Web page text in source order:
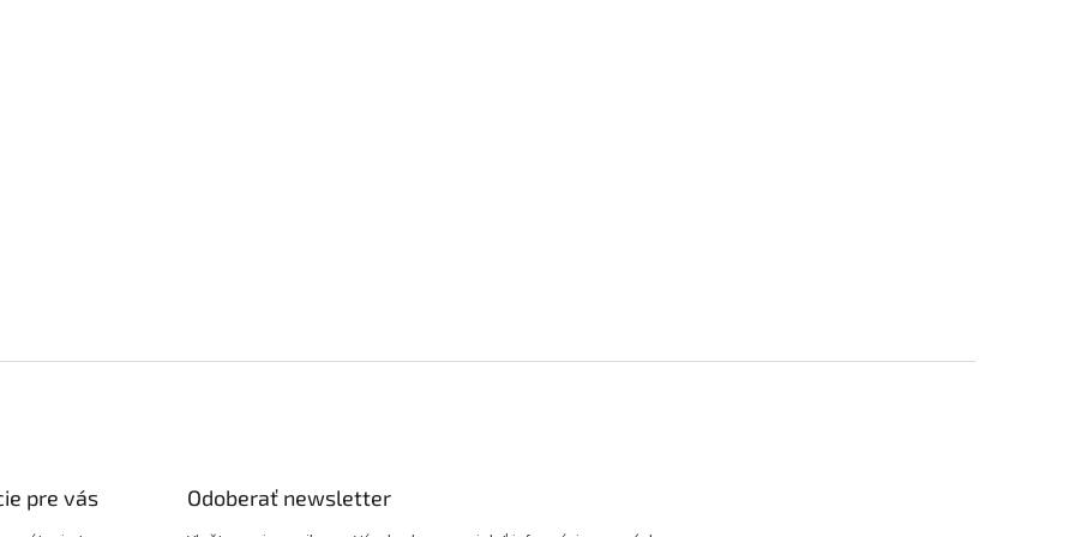
pre vás Odoberať newsletter